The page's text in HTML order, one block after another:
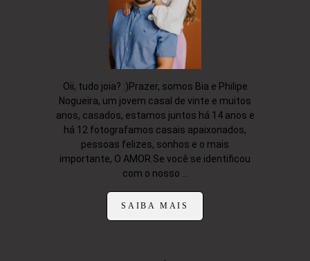
Oii, tudo joia? :)Prazer, somos Bia e Philipe
Nogueira, um jovem casal de vinte e muitos
anos, casados, estamos juntos há 14 anos e
há 12 fotografamos casais apaixonados,
pessoas felizes, sonhos e o mais
importante, O AMOR.Se você se identificou
com o nosso ...
SAIBA MAIS